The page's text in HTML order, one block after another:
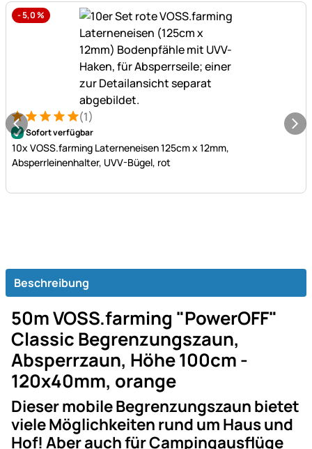
-5,0%
Bewertung: 5 von 5 (1 Bewertungen)
1 Bewertung (1)
Sofort verfügbar
10x VOSS.farming Laterneneisen 125cm x 12mm,
Absperrleinenhalter, UVV-Bügel, rot
Beschreibung
50m VOSS.farming "PowerOFF"
Classic Begrenzungszaun,
Absperrzaun, Höhe 100cm -
120x40mm, orange
Dieser mobile Begrenzungszaun bietet
viele Möglichkeiten rund um Haus und
Hof! Aber auch für Campingausflüge